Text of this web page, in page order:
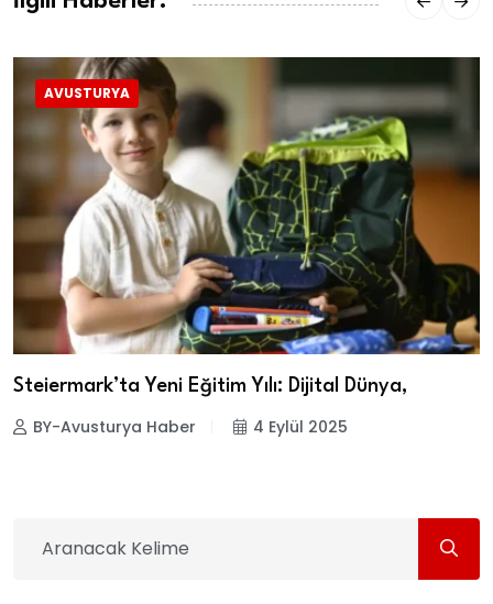
AVUSTURYA
Steiermark’ta Yeni Eğitim Yılı: Dijital Dünya,
BY-Avusturya Haber 4 Eylül 2025